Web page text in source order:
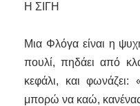
Η ΣΙΓΗ
Μια Φλόγα είναι η
πουλί, πηδάει από
κεφάλι, και
μπορώ να καώ,